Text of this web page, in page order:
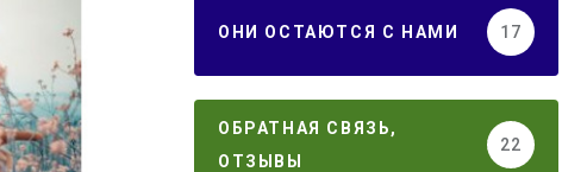
ОНИ ОСТАЮТСЯ С НАМИ 17
ОБРАТНАЯ СВЯЗЬ,
ОТЗЫВЫ
22